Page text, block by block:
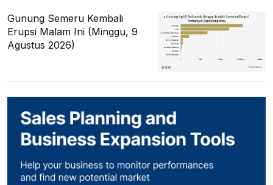
Gunung Semeru Kembali
Erupsi Malam Ini (Minggu, 9
Agustus 2026)